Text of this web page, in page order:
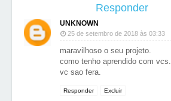
Responder
UNKNOWN
25 de setembro de 2018 às 03:33
maravilhoso o seu projeto.
como tenho aprendido com vcs.
vc sao fera.
Responder Excluir